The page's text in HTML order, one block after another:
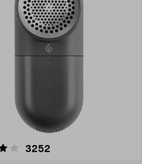
3252
4.5av 5 stjärnor